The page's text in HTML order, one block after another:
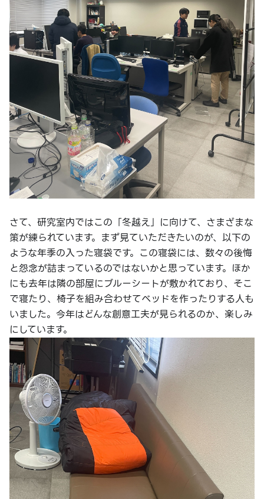
さて、研究室内ではこの「冬越え」に向けて、さまざまな
策が練られています。まず見ていただきたいのが、以下の
ような年季の入った寝袋です。この寝袋には、数々の後悔
と怨念が詰まっているのではないかと思っています。ほか
にも去年は隣の部屋にブルーシートが敷かれており、そこ
で寝たり、椅子を組み合わせてベッドを作ったりする人も
いました。今年はどんな創意工夫が見られるのか、楽しみ
にしています。